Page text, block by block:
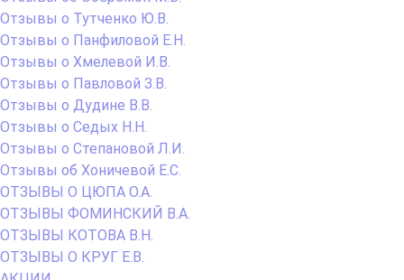
Отзывы о Тутченко Ю.В.
Отзывы о Панфиловой Е.Н.
Отзывы о Хмелевой И.В.
Отзывы о Павловой З.В.
Отзывы о Дудине В.В.
Отзывы о Седых Н.Н.
Отзывы о Степановой Л.И.
Отзывы об Хоничевой Е.С.
ОТЗЫВЫ О ЦЮПА О.А.
ОТЗЫВЫ ФОМИНСКИЙ В.А.
ОТЗЫВЫ КОТОВА В.Н.
ОТЗЫВЫ О КРУГ Е.В.